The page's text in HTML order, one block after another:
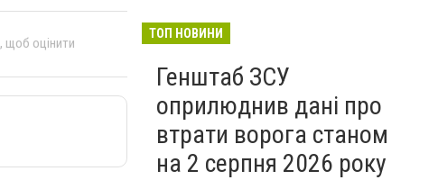
, щоб оцінити
ТОП НОВИНИ
Генштаб ЗСУ
оприлюднив дані про
втрати ворога станом
на 2 серпня 2026 року